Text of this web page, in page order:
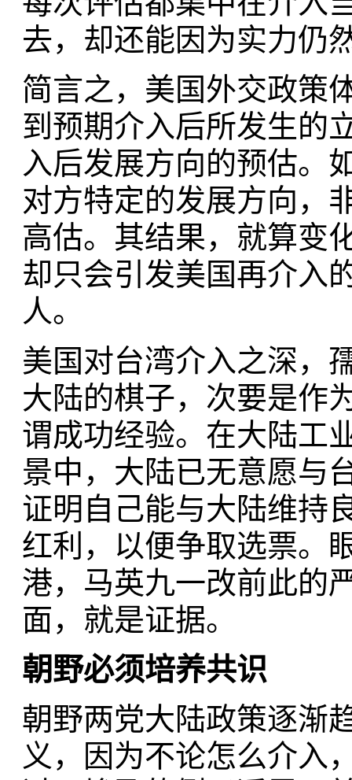
去，却还能因为实力仍
简言之，美国外交政策
到预期介入后所发生的
入后发展方向的预估。
对方特定的发展方向，
高估。其结果，就算变
却只会引发美国再介入
人。
美国对台湾介入之深，
大陆的棋子，次要是作
谓成功经验。在大陆工
景中，大陆已无意愿与
证明自己能与大陆维持
红利，以便争取选票。
港，马英九一改前此的
面，就是证据。
朝野必须培养共识
朝野两党大陆政策逐渐
义，因为不论怎么介入